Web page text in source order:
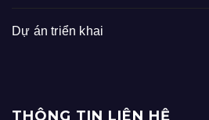
Dự án triển khai
THÔNG TIN LIÊN HỆ